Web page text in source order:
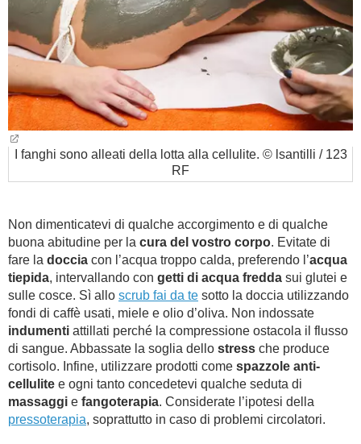
I fanghi sono alleati della lotta alla cellulite. © lsantilli / 123
RF
Non dimenticatevi di qualche accorgimento e di qualche
buona abitudine per la cura del vostro corpo. Evitate di
fare la doccia con l’acqua troppo calda, preferendo l’acqua
tiepida, intervallando con getti di acqua fredda sui glutei e
sulle cosce. Sì allo scrub fai da te sotto la doccia utilizzando
fondi di caffè usati, miele e olio d’oliva. Non indossate
indumenti attillati perché la compressione ostacola il flusso
di sangue. Abbassate la soglia dello stress che produce
cortisolo. Infine, utilizzare prodotti come spazzole anti-
cellulite e ogni tanto concedetevi qualche seduta di
massaggi e fangoterapia. Considerate l’ipotesi della
pressoterapia, soprattutto in caso di problemi circolatori.